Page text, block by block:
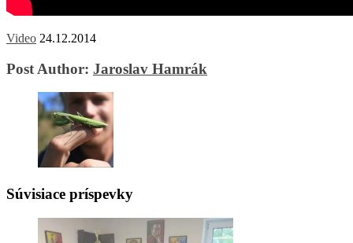
Video 24.12.2014
Post Author: Jaroslav Hamrák
Súvisiace príspevky